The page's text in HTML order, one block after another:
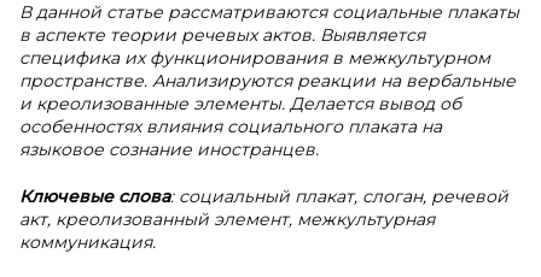
В данной статье рассматриваются социальные плакаты
в аспекте теории речевых актов. Выявляется
специфика их функционирования в межкультурном
пространстве. Анализируются реакции на вербальные
и креолизованные элементы. Делается вывод об
особенностях влияния социального плаката на
языковое сознание иностранцев.
Ключевые слова: социальный плакат, слоган, речевой
акт, креолизованный элемент, межкультурная
коммуникация.